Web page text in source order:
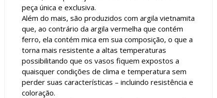
peça única e exclusiva.
Além do mais, são produzidos com argila vietnamita
que, ao contrário da argila vermelha que contém
ferro, ela contém mica em sua composição, o que a
torna mais resistente a altas temperaturas
possibilitando que os vasos fiquem expostos a
quaisquer condições de clima e temperatura sem
perder suas características – incluindo resistência e
coloração.